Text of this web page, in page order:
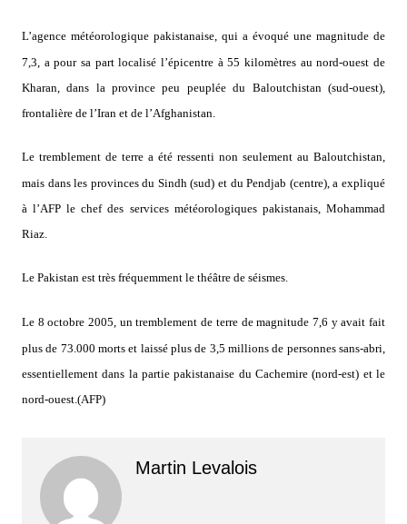
L’agence météorologique pakistanaise, qui a évoqué une magnitude de
7,3, a pour sa part localisé l’épicentre à 55 kilomètres au nord-ouest de
Kharan, dans la province peu peuplée du Baloutchistan (sud-ouest),
frontalière de l’Iran et de l’Afghanistan.
Le tremblement de terre a été ressenti non seulement au Baloutchistan,
mais dans les provinces du Sindh (sud) et du Pendjab (centre), a expliqué
à l’AFP le chef des services météorologiques pakistanais, Mohammad
Riaz.
Le Pakistan est très fréquemment le théâtre de séismes.
Le 8 octobre 2005, un tremblement de terre de magnitude 7,6 y avait fait
plus de 73.000 morts et laissé plus de 3,5 millions de personnes sans-abri,
essentiellement dans la partie pakistanaise du Cachemire (nord-est) et le
nord-ouest.(AFP)
Martin Levalois